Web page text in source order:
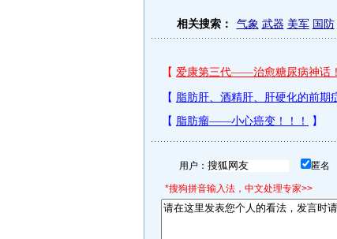
相关搜索： 气象 武器 美军 国防
用户： 匿名
*搜狗拼音输入法，中文处理专家>>